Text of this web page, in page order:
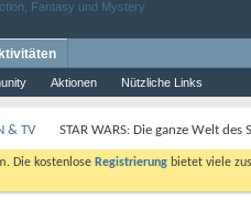
Aktionen Nützliche Links
& TV STAR WARS: Die ganze Welt des
Die kostenlose Registrierung bietet viele